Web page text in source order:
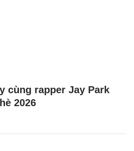
cùng rapper Jay Park
2026